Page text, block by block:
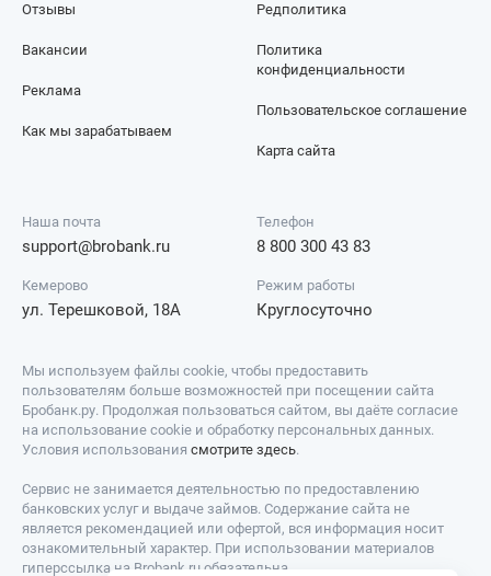
Отзывы Редполитика
Вакансии
Реклама
Как мы зарабатываем
Политика
конфиденциальности
Пользовательское соглашение
Карта сайта
Наша почта
support@brobank.ru
Телефон
8 800 300 43 83
Кемерово
ул. Терешковой, 18А
Режим работы
Круглосуточно
Мы используем файлы cookie, чтобы предоставить
пользователям больше возможностей при посещении сайта
Бробанк.ру. Продолжая пользоваться сайтом, вы даёте согласие
на использование cookie и обработку персональных данных.
Условия использования смотрите здесь.
Сервис не занимается деятельностью по предоставлению
банковских услуг и выдаче займов. Содержание сайта не
является рекомендацией или офертой, вся информация носит
ознакомительный характер. При использовании материалов
гиперссылка на Brobank.ru обязательна.